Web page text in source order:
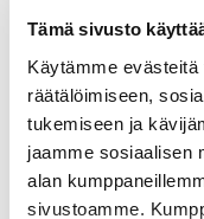
Tämä sivusto
Käytämme
räätälöimiseen,
tukemiseen ja
jaamme sosiaalisen
alan
sivustoamme.
Tulevat
Green Card kurssi